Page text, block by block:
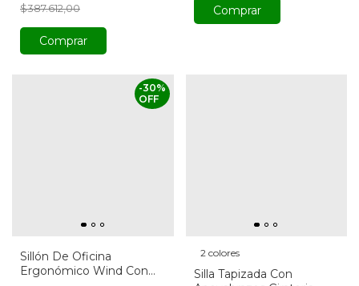
$387.612,00
Comprar
Comprar
Sillón De Oficina
Ergonómico Wind Con
-30%
OFF
2 colores
Silla Tapizada Con